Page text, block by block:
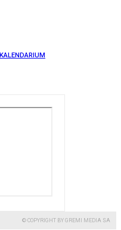
KALENDARIUM
© COPYRIGHT BY GREMI MEDIA SA